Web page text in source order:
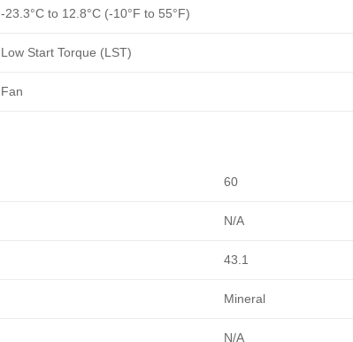
-23.3°C to 12.8°C (-10°F to 55°F)
Low Start Torque (LST)
Fan
60
N/A
43.1
Mineral
N/A